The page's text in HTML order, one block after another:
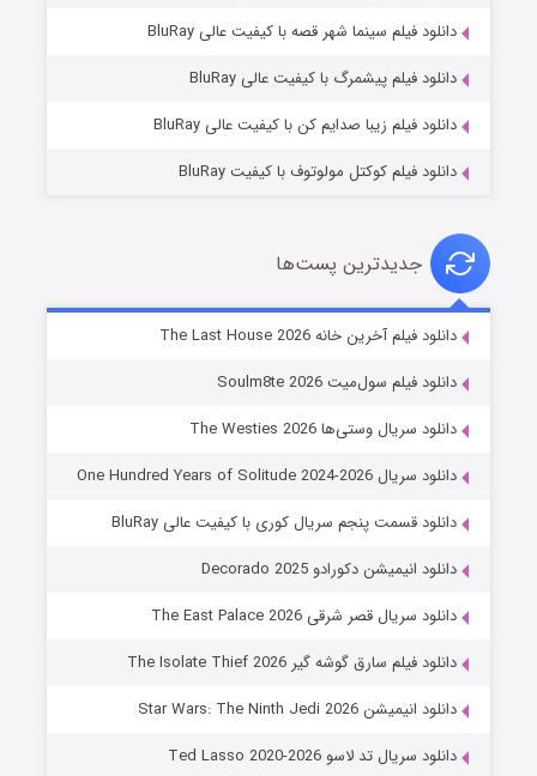
شوگر فصل ۲
خاندان اژدها فصل ۳
قسمت۶ (زیرنویس) منتشر شد
دانلود فیلم سینما شهر قصه با کیفیت عالی BluRay
دانلود فیلم پیشمرگ با کیفیت عالی BluRay
دانلود فیلم زیبا صدایم کن با کیفیت عالی BluRay
دانلود فیلم کوکتل مولوتوف با کیفیت BluRay
جدیدترین پست‌ها
دانلود فیلم آخرین خانه The Last House 2026
دانلود فیلم سول‌میت Soulm8te 2026
دانلود سریال وستی‌ها The Westies 2026
دانلود سریال One Hundred Years of Solitude 2024-2026
دانلود قسمت پنجم سریال کوری با کیفیت عالی BluRay
دانلود انیمیشن دکورادو Decorado 2025
دانلود سریال قصر شرقی The East Palace 2026
دانلود فیلم سارق گوشه گیر The Isolate Thief 2026
دانلود انیمیشن Star Wars: The Ninth Jedi 2026
دانلود سریال تد لاسو Ted Lasso 2020-2026